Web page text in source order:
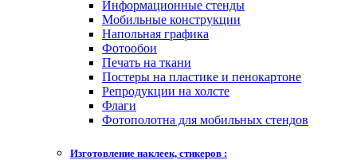
Информационные стенды
Мобильные конструкции
Напольная графика
Фотообои
Печать на ткани
Постеры на пластике и пенокартоне
Репродукции на холсте
Флаги
Фотополотна для мобильных стендов
Изготовление наклеек, стикеров :